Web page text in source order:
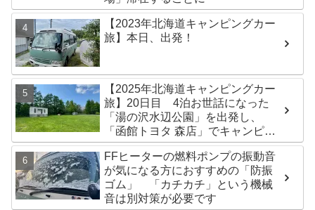
【2023年北海道キャンピングカー
旅】本日、出発！
【2025年北海道キャンピングカー
旅】20日目 4泊お世話になった
「湯の沢水辺公園」を出発し、
「函館トヨタ 森店」でキャンピン
グカーのオイル交換完了！今日は
伊達市の「徳舜瞥山麓キャンプ
場」へ
FFヒーターの燃料ポンプの振動音
が気になる方におすすめの「防振
ゴム」 「カチカチ」という機械
音は別対策が必要です